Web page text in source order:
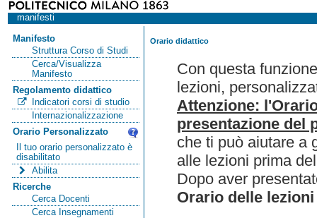
manifesti
Manifesto
Struttura Corso di Studi
Cerca/Visualizza
Manifesto
Regolamento didattico
Indicatori corsi di studio
Internazionalizzazione
Orario Personalizzato
Il tuo orario personalizzato è
disabilitato
Abilita
Ricerche
Cerca Docenti
Cerca Insegnamenti
Orario didattico
Con questa
lezioni,
Attenzione:
presentazione del
che ti può aiutare a
alle lezioni prima
Dopo aver
Orario delle lezioni